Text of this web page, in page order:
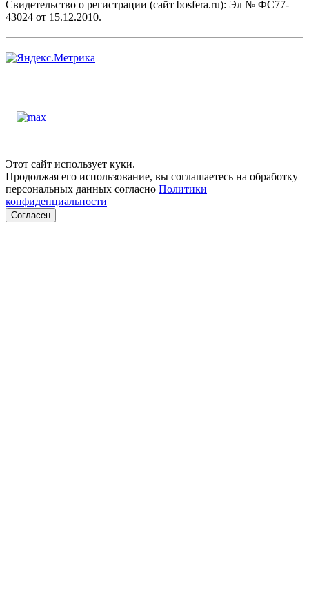
Свидетельство о регистрации (сайт bosfera.ru): Эл № ФС77-
43024 от 15.12.2010.
Этот сайт использует куки.
Продолжая его использование, вы соглашаетесь на обработку
персональных данных согласно Политики
конфиденциальности
Согласен